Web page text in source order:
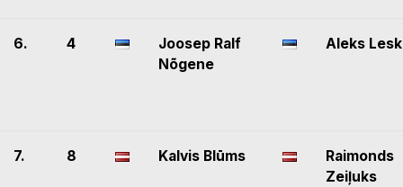
6. 4
Joosep Ralf
Nõgene
Aleks Lesk
7. 8 Kalvis Blūms
Raimonds
Zeiļuks